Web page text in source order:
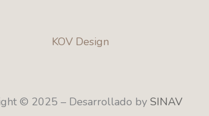
© 2025 – Desarrollado by SINAV